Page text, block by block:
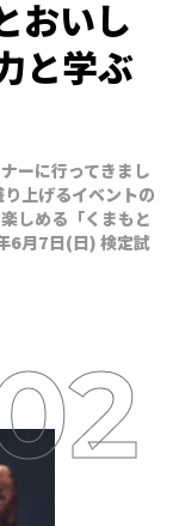
おいし
と学ぶ
ーに行ってきまし
上げるイベントの
しめる「くまもと
6月7日(日) 検定試